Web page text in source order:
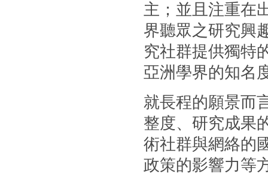
主；並且注重在
界聽眾之研究興
究社群提供獨特
亞洲學界的知名
就長程的願景而
整度、研究成果
術社群與網絡的
政策的影響力等